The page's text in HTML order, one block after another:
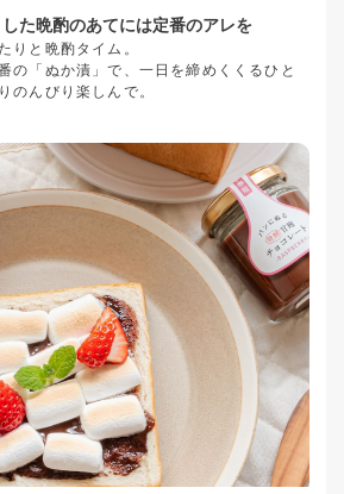
た晩酌のあてには定番のアレを
りと晩酌タイム。
の「ぬか漬」で、一日を締めくくるひと
のんびり楽しんで。